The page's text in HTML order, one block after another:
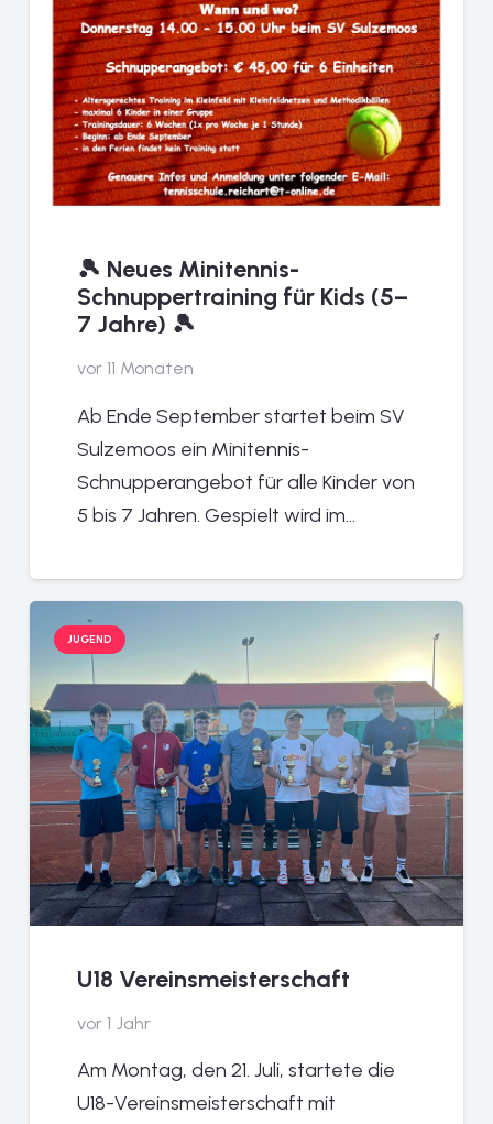
🎾 Neues Minitennis-
Schnuppertraining für Kids (5–
7 Jahre) 🎾
vor 11 Monaten
Ab Ende September startet beim SV
Sulzemoos ein Minitennis-
Schnupperangebot für alle Kinder von
5 bis 7 Jahren. Gespielt wird im…
JUGEND
U18 Vereinsmeisterschaft
vor 1 Jahr
Am Montag, den 21. Juli, startete die
U18-Vereinsmeisterschaft mit